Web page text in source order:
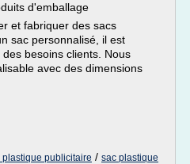
d'emballage
et fabriquer des sacs
sac personnalisé, il est
besoins clients. Nous
avec des dimensions
publicitaire / sac plastique